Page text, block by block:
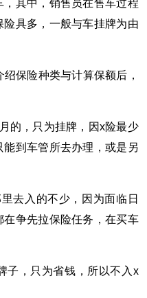
其中，销售员在售车过程
具多，一般与车挂牌为由
保险种类与计算保额后，
的，只为挂牌，因x险最少
到车管所去办理，或是另
去入的不少，因为面临日
争先拉保险任务，在买车
子，只为省钱，所以不入x